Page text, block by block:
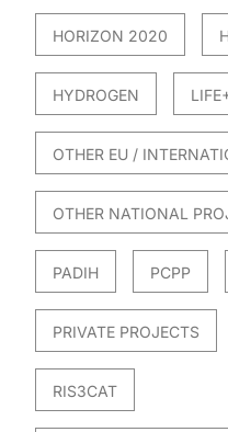
HORIZON 2020
HYDROGEN
OTHER EU /
OTHER NATIONAL
PADIH PCPP
PRIVATE PROJECTS
RIS3CAT